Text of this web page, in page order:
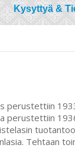
Kysyttyä &
perustettiin
perustettiin
Tehtaan